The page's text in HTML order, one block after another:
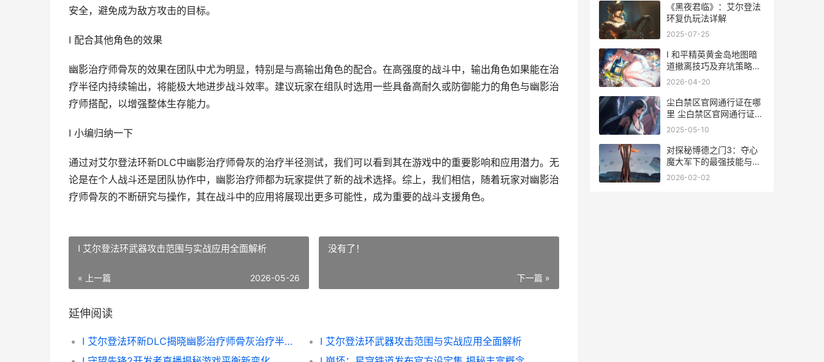
安全，避免成为敌方攻击的目标。
I 配合其他角色的效果
幽影治疗师骨灰的效果在团队中尤为明显，特别是与高输出角色的配合。在高强度的战斗中，输出角色如果能在治
疗半径内持续输出，将能极大地进步战斗效率。建议玩家在组队时选用一些具备高耐久或防御能力的角色与幽影治
疗师搭配，以增强整体生存能力。
I 小编归纳一下
通过对艾尔登法环新DLC中幽影治疗师骨灰的治疗半径测试，我们可以看到其在游戏中的重要影响和应用潜力。无
论是在个人战斗还是团队协作中，幽影治疗师都为玩家提供了新的战术选择。综上，我们相信，随着玩家对幽影治
疗师骨灰的不断研究与操作，其在战斗中的应用将展现出更多可能性，成为重要的战斗支援角色。
I 艾尔登法环武器攻击范围与实战应用全面解析
« 上一篇 2026-05-26
没有了！
下一篇 »
延伸阅读
I 艾尔登法环新DLC揭晓幽影治疗师骨灰治疗半径测试结局
I 艾尔登法环武器攻击范围与实战应用全面解析
《黑夜君临》：艾尔登法
环复仇玩法详解
2025-07-25
I 和平精英黄金岛地图暗
道撤离技巧及弃坑策略探
讨
2026-04-20
尘白禁区官网通行证在哪
里 尘白禁区官网通行证全
新入口地址 尘白禁区官网
2025-05-10
对探秘博德之门3：夺心
魔大军下的最强技能与装
备搭配攻略
2026-02-02